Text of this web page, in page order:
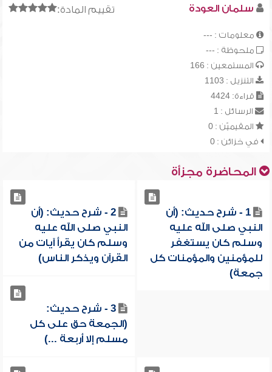
تقييم المادة: سلمان العودة
معلومات : ---
ملحوظة : ---
المستمعين : 166
التنزيل : 1103
قراءة: 4424
الرسائل : 1
المقيميّن : 0
في خزائن : 0
المحاضرة مجزأة
1 - شرح حديث: (أن
النبي صلى الله عليه
وسلم كان يستغفر
للمؤمنين والمؤمنات كل
جمعة)
2 - شرح حديث: (أن
النبي صلى الله عليه
وسلم كان يقرأ آيات من
القرآن ويذكر الناس)
3 - شرح حديث:
(الجمعة حق على كل
مسلم إلا أربعة ...)